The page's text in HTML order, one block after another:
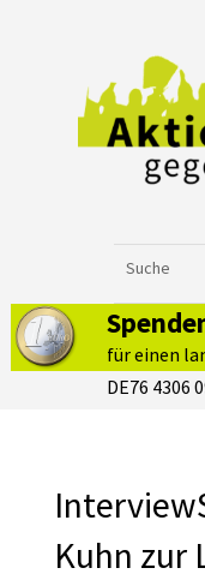
für einen
DE76 4306
Kuhn